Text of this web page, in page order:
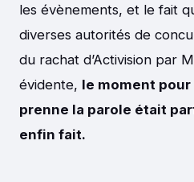
les évènements, et le fait
diverses autorités de
du rachat d’Activision par
évidente, le moment
prenne la parole était
enfin fait.